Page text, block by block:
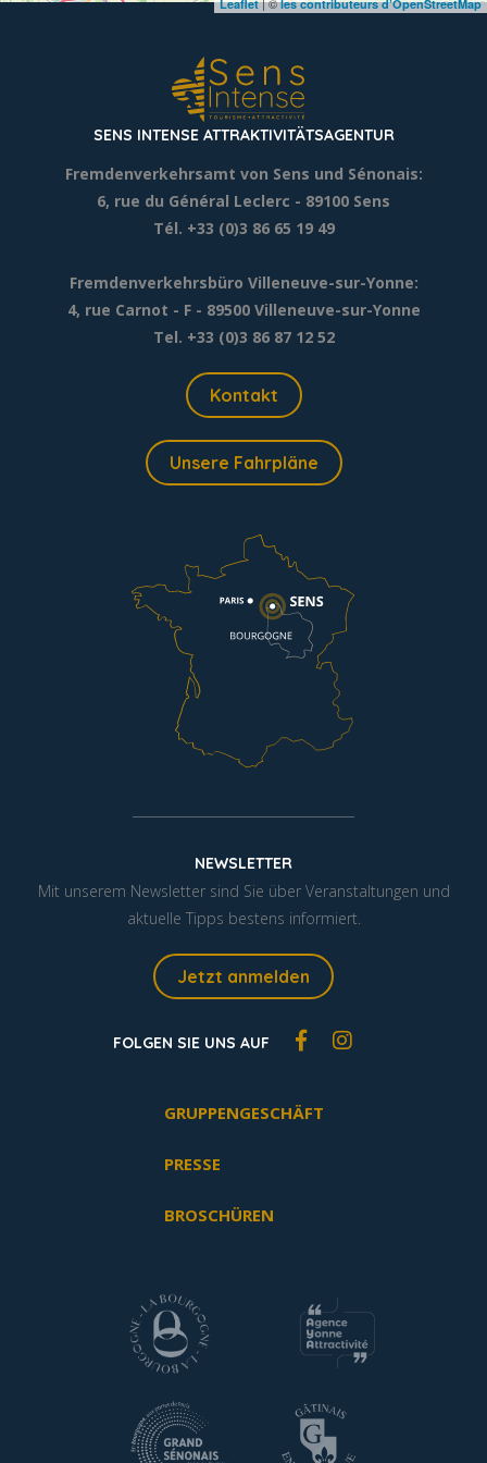
Leaflet| ©les contributeurs d’OpenStreetMap
SENS INTENSE ATTRAKTIVITÄTSAGENTUR
Fremdenverkehrsamt von Sens und Sénonais:
6, rue du Général Leclerc - 89100 Sens
Tél. +33 (0)3 86 65 19 49
Fremdenverkehrsbüro Villeneuve-sur-Yonne:
4, rue Carnot - F - 89500 Villeneuve-sur-Yonne
Tel. +33 (0)3 86 87 12 52
Kontakt
Unsere Fahrpläne
NEWSLETTER
Mit unserem Newsletter sind Sie über Veranstaltungen und
aktuelle Tipps bestens informiert.
Jetzt anmelden
FOLGEN SIE UNS AUF
GRUPPENGESCHÄFT
PRESSE
BROSCHÜREN